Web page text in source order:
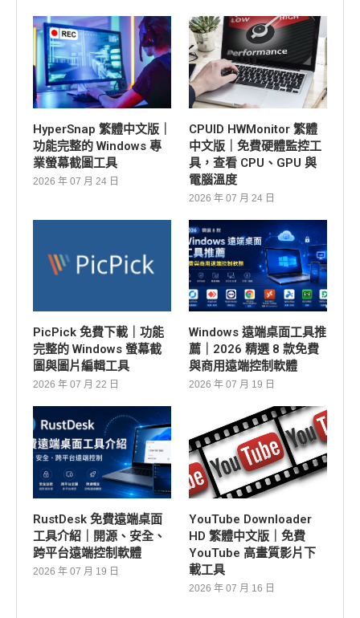
HyperSnap 繁體中文版｜
功能完整的 Windows 專
業螢幕截圖工具
2026 年 07 月 24 日
CPUID HWMonitor 繁體
中文版｜免費硬體監控工
具，查看 CPU、GPU 與
電腦溫度
2026 年 07 月 24 日
PicPick 免費下載｜功能
完整的 Windows 螢幕截
圖與圖片編輯工具
2026 年 07 月 22 日
Windows 遠端桌面工具推
薦｜2026 精選 8 款免費
與商用遠端控制軟體
2026 年 07 月 19 日
RustDesk 免費遠端桌面
工具介紹｜開源、安全、
跨平台遠端控制軟體
2026 年 07 月 19 日
YouTube Downloader
HD 繁體中文版｜免費
YouTube 高畫質影片下
載工具
2026 年 07 月 16 日